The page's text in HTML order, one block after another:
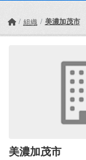
組織 美濃加茂市
美濃加茂市